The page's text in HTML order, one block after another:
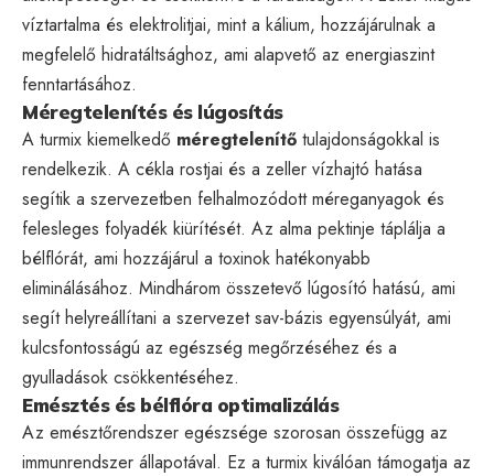
víztartalma és elektrolitjai, mint a kálium, hozzájárulnak a
megfelelő hidratáltsághoz, ami alapvető az energiaszint
fenntartásához.
Méregtelenítés és lúgosítás
A turmix kiemelkedő méregtelenítő tulajdonságokkal is
rendelkezik. A cékla rostjai és a zeller vízhajtó hatása
segítik a szervezetben felhalmozódott méreganyagok és
felesleges folyadék kiürítését. Az alma pektinje táplálja a
bélflórát, ami hozzájárul a toxinok hatékonyabb
eliminálásához. Mindhárom összetevő lúgosító hatású, ami
segít helyreállítani a szervezet sav-bázis egyensúlyát, ami
kulcsfontosságú az egészség megőrzéséhez és a
gyulladások csökkentéséhez.
Emésztés és bélflóra optimalizálás
Az emésztőrendszer egészsége szorosan összefügg az
immunrendszer állapotával. Ez a turmix kiválóan támogatja az